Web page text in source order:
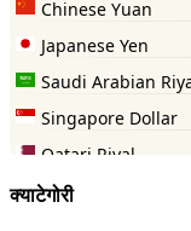
क्याटेगोरी